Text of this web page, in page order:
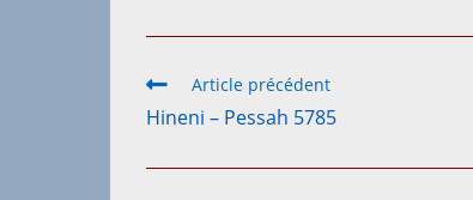
Article précédent
Hineni – Pessah 5785